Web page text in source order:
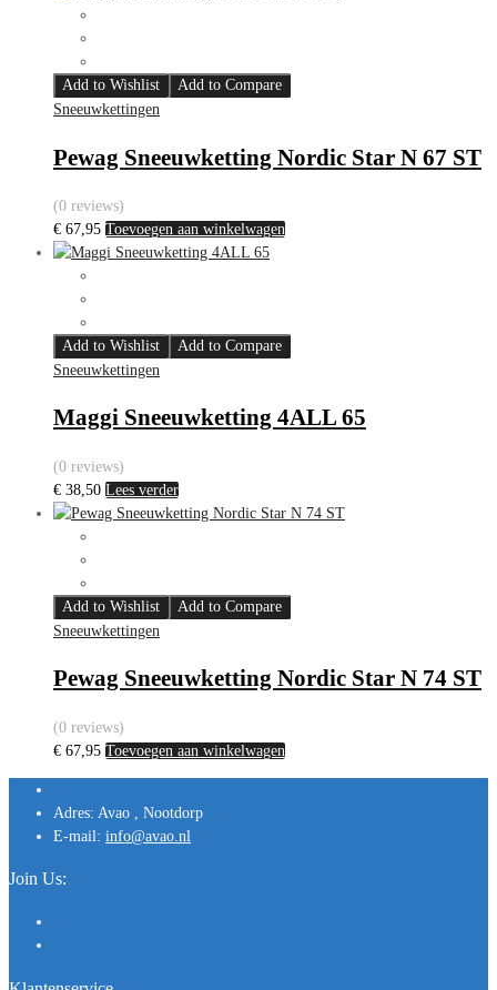
Add to Wishlist
Add to Compare
Sneeuwkettingen
Pewag Sneeuwketting Nordic Star N 67 ST
(0 reviews)
€ 67,95 Toevoegen aan winkelwagen
Add to Wishlist
Add to Compare
Sneeuwkettingen
Maggi Sneeuwketting 4ALL 65
(0 reviews)
€ 38,50 Lees verder
Add to Wishlist
Add to Compare
Sneeuwkettingen
Pewag Sneeuwketting Nordic Star N 74 ST
(0 reviews)
€ 67,95 Toevoegen aan winkelwagen
Adres: Avao , Nootdorp
E-mail: info@avao.nl
Join Us: